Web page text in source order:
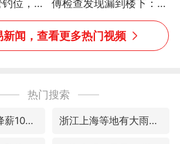
位，用
鱼
傅检查发现漏到楼下：出
风口未延伸到外墙
新闻，查看更多热门视频
热门搜索
上四休三，但降薪1000元，你接受吗？ 浙江上海等地有大雨或暴雨